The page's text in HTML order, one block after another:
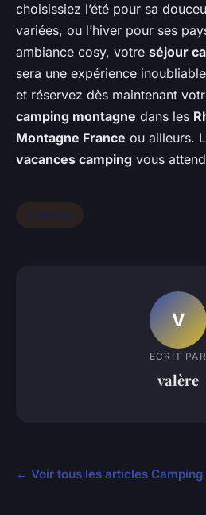
choisissiez l’été pour sa
variées, ou l’hiver pour ses
ambiance cosy, votre séjour
sera une expérience
et réservez dès maintenant
camping montagne dans les
Montagne France ou ailleurs.
vacances camping vous
Camping
V
ECRIT PAR
valère
← Voir tous les articles Camping